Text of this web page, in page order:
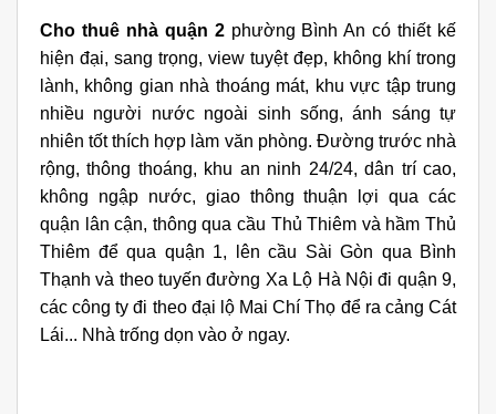
Cho thuê nhà quận 2 phường Bình An có thiết kế
hiện đại, sang trọng, view tuyệt đẹp, không khí trong
lành, không gian nhà thoáng mát, khu vực tập trung
nhiều người nước ngoài sinh sống, ánh sáng tự
nhiên tốt thích hợp làm văn phòng. Đường trước nhà
rộng, thông thoáng, khu an ninh 24/24, dân trí cao,
không ngập nước, giao thông thuận lợi qua các
quận lân cận, thông qua cầu Thủ Thiêm và hầm Thủ
Thiêm để qua quận 1, lên cầu Sài Gòn qua Bình
Thạnh và theo tuyến đường Xa Lộ Hà Nội đi quận 9,
các công ty đi theo đại lộ Mai Chí Thọ để ra cảng Cát
Lái... Nhà trống dọn vào ở ngay.